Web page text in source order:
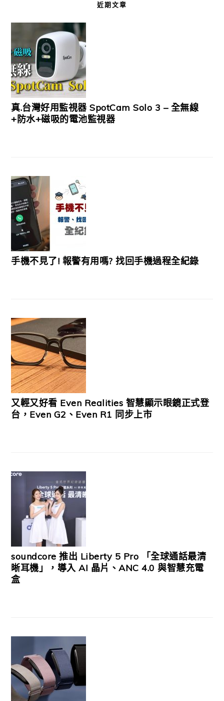
近期文章
真.台灣好用監視器 SpotCam Solo 3 – 全無線
+防水+磁吸的電池監視器
手機不見了! 報警有用嗎? 找回手機過程全紀錄
又輕又好看 Even Realities 智慧顯示眼鏡正式登
台，Even G2、Even R1 同步上市
soundcore 推出 Liberty 5 Pro 「全球通話最清
晰耳機」，導入 AI 晶片、ANC 4.0 與智慧充電
盒